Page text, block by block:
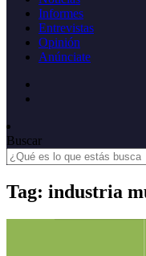
Informes
Entrevistas
Opinión
Anúnciate
Buscar
Tag: industria